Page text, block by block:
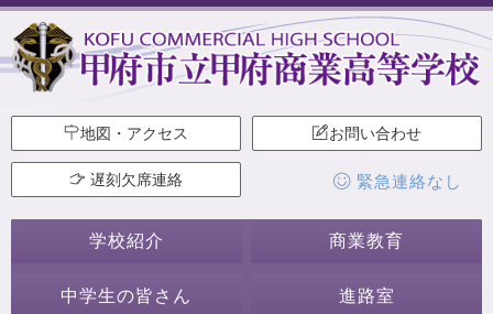
地図・アクセス お問い合わせ
遅刻欠席連絡 緊急連絡なし
学校紹介 商業教育
中学生の皆さん 進路室